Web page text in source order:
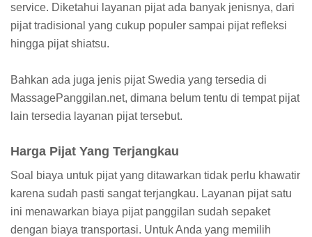
service. Diketahui layanan pijat ada banyak jenisnya, dari
pijat tradisional yang cukup populer sampai pijat refleksi
hingga pijat shiatsu.
Bahkan ada juga jenis pijat Swedia yang tersedia di
MassagePanggilan.net, dimana belum tentu di tempat pijat
lain tersedia layanan pijat tersebut.
Harga Pijat Yang Terjangkau
Soal biaya untuk pijat yang ditawarkan tidak perlu khawatir
karena sudah pasti sangat terjangkau. Layanan pijat satu
ini menawarkan biaya pijat panggilan sudah sepaket
dengan biaya transportasi. Untuk Anda yang memilih